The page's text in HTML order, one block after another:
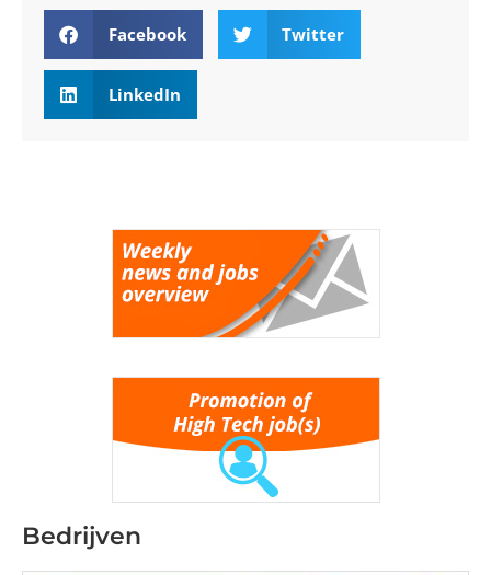
Facebook Twitter
LinkedIn
Bedrijven